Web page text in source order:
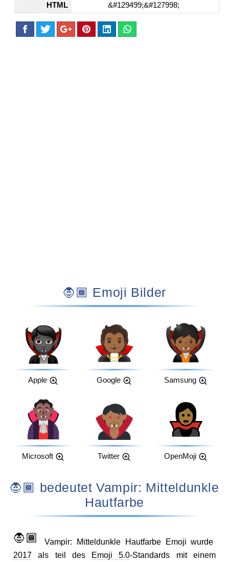
HTML &#129499;&#127998;
🧛🏾 Emoji Bilder
Apple Google Samsung
Microsoft Twitter OpenMoji
🧛🏾 bedeutet Vampir: Mitteldunkle
Hautfarbe
🧛🏾
Vampir: Mitteldunkle Hautfarbe Emoji wurde
2017als teil des Emoji 5.0-Standards mit einem